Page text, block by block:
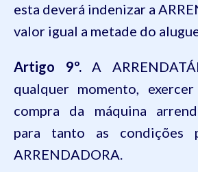
esta deverá indenizar a
valor igual a metade do
Artigo 9º.A
qualquer momento,
compra da máquina
para tanto as condições
ARRENDADORA.